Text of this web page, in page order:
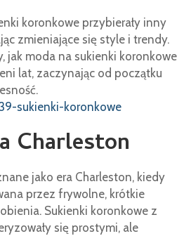
koronkowe przybierały inny
zmieniające się style i trendy.
jak moda na sukienki koronkowe
lat, zaczynając od początku
sukienki-koronkowe
Charleston
jako era Charleston, kiedy
przez frywolne, krótkie
Sukienki koronkowe z
się prostymi, ale